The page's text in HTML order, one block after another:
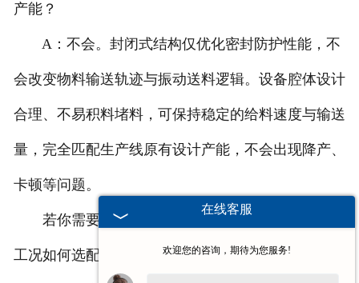
产能？
A：不会。封闭式结构仅优化密封防护性能，不
会改变物料输送轨迹与振动送料逻辑。设备腔体设计
合理、不易积料堵料，可保持稳定的给料速度与输送
量，完全匹配生产线原有设计产能，不会出现降产、
卡顿等问题。
若你需要替换老旧设备、做生产线升级，不清楚
工况如何选配封闭式振动给料设备，可留言告知物料
在线客服
欢迎您的咨询，期待为您服务!